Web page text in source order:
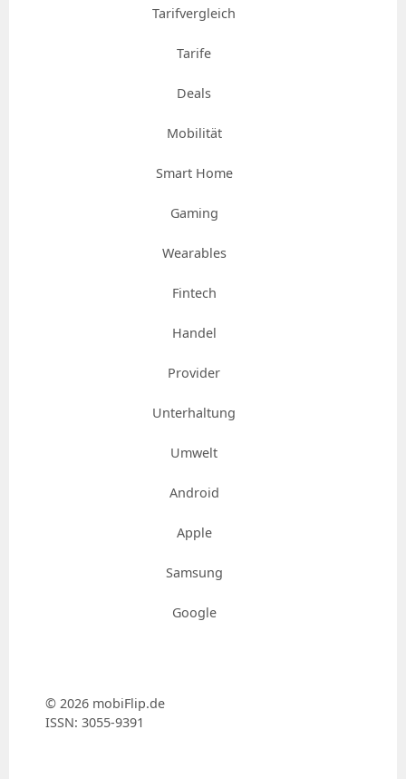
Tarifvergleich
Tarife
Deals
Mobilität
Smart Home
Gaming
Wearables
Fintech
Handel
Provider
Unterhaltung
Umwelt
Android
Apple
Samsung
Google
© 2026 mobiFlip.de
ISSN: 3055-9391